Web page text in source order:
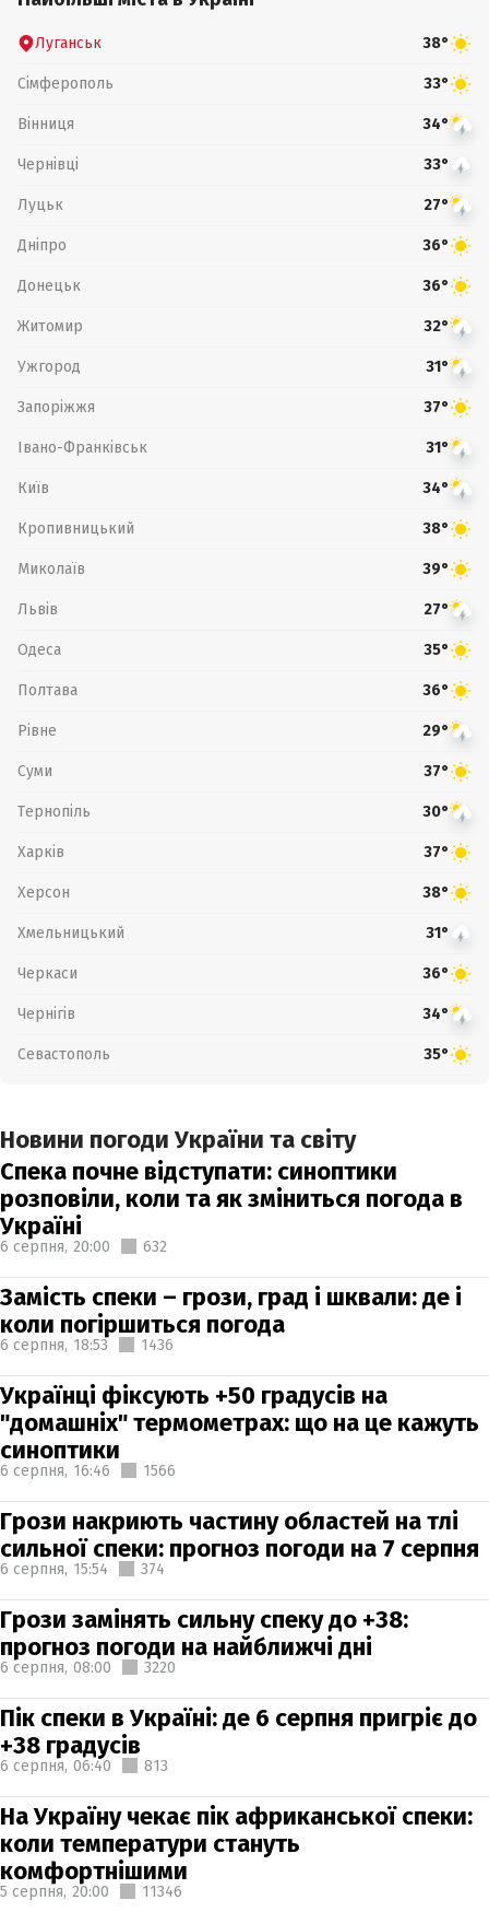
Луганськ 38°
Сімферополь 33°
Вінниця 34°
Чернівці 33°
Луцьк 27°
Дніпро 36°
Донецьк 36°
Житомир 32°
Ужгород 31°
Запоріжжя 37°
Івано-Франківськ 31°
Київ 34°
Кропивницький 38°
Миколаїв 39°
Львів 27°
Одеса 35°
Полтава 36°
Рівне 29°
Суми 37°
Тернопіль 30°
Харків 37°
Херсон 38°
Хмельницький 31°
Черкаси 36°
Чернігів 34°
Севастополь 35°
Новини погоди України та світу
Спека почне відступати: синоптики
розповіли, коли та як зміниться погода в
Україні
6 серпня, 20:00 632
Замість спеки – грози, град і шквали: де і
коли погіршиться погода
6 серпня, 18:53 1436
Українці фіксують +50 градусів на
"домашніх" термометрах: що на це кажуть
синоптики
6 серпня, 16:46 1566
Грози накриють частину областей на тлі
сильної спеки: прогноз погоди на 7 серпня
6 серпня, 15:54 374
Грози замінять сильну спеку до +38:
прогноз погоди на найближчі дні
6 серпня, 08:00 3220
Пік спеки в Україні: де 6 серпня пригріє до
+38 градусів
6 серпня, 06:40 813
На Україну чекає пік африканської спеки:
коли температури стануть
комфортнішими
5 серпня, 20:00 11346